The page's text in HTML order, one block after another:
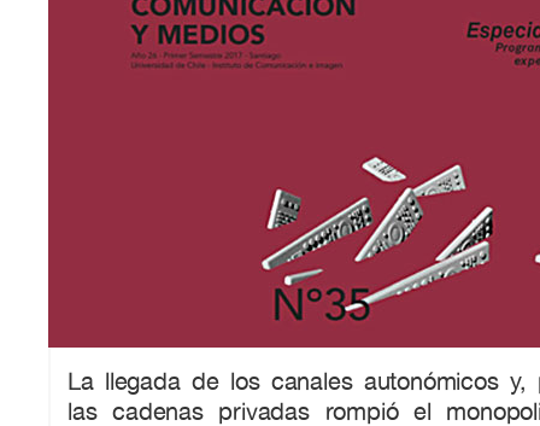
La llegada de los canales autonómicos y,
las cadenas privadas rompió el